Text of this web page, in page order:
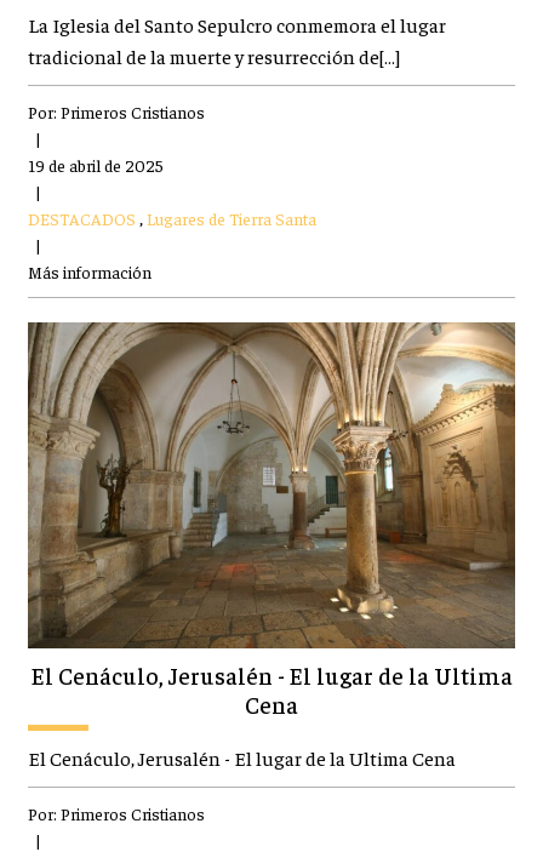
La Iglesia del Santo Sepulcro conmemora el lugar
tradicional de la muerte y resurrección de[…]
Por: Primeros Cristianos
|
19 de abril de 2025
|
DESTACADOS Lugares de Tierra Santa
|
Más información
El Cenáculo, Jerusalén - El lugar de la Ultima
Cena
El Cenáculo, Jerusalén - El lugar de la Ultima Cena
Por: Primeros Cristianos
|